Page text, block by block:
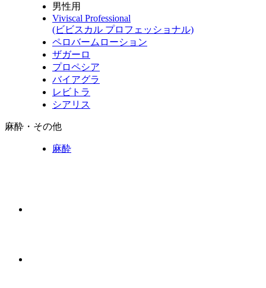
男性用
Viviscal Professional
(ビビスカル プロフェッショナル)
ペロバームローション
ザガーロ
プロペシア
バイアグラ
レビトラ
シアリス
麻酔・その他
麻酔